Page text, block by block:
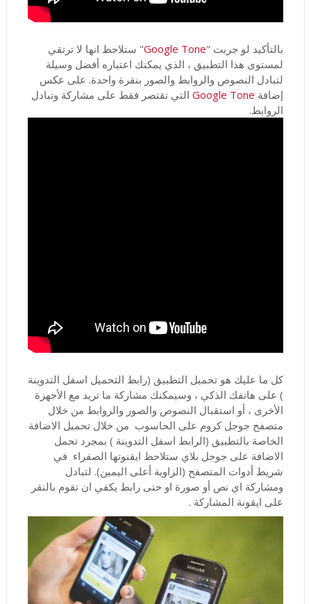
بالتأكيد لو جربت "Google Tone" ستلاحظ انها لا ترتقي
لمستوى هذا التطبيق ، الذي يمكنك اعتباره أفضل وسيلة
لتبادل النصوص والروابط والصور بنقرة واحدة. على عكس
إضافة Google Toneالتي تقتصر فقط على مشاركة وتبادل
الروابط.
كل ما عليك هو تحميل التطبيق (رابط التحميل اسفل التدوينة
) على هاتفك الذكي ، وسيمكنك مشاركة ما تريد مع الأجهزة
الأخرى ، أو استقبال النصوص والصور والروابط من خلال
متصفح جوجل كروم على الحاسوب من خلال تحميل الاضافة
الخاصة بالتطبيق (الرابط اسفل التدوينة ) بمجرد تحمل
الاضافة على جوجل بلاي ستلاحظ ايقنوتها الصفراء في
شريط أدوات المتصفح (الزاوية أعلى اليمين). لتبادل
ومشاركة اي نص أو صورة او حتى رابط يكفي ان تقوم بالنقر
على ايقونة المشاركة .